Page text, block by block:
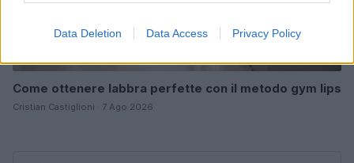
Data Deletion Data Access Privacy Policy
Come ottenere labbra perfette con il metodo gym lips
Cristian Castiglioni · 7 Ago 2026